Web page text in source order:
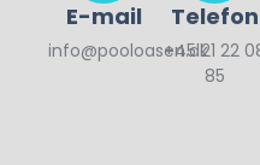
E-mail
info@pooloasen.dk
Telefon
+45 21 22
85